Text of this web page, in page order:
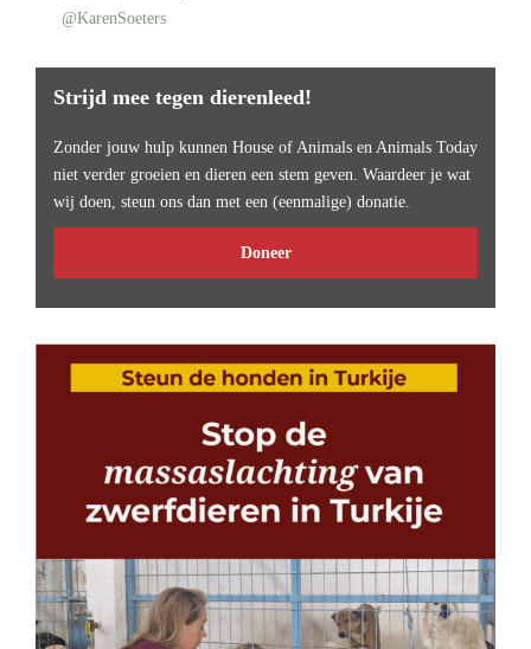
@KarenSoeters
Strijd mee tegen dierenleed!
Zonder jouw hulp kunnen House of Animals en Animals Today
niet verder groeien en dieren een stem geven. Waardeer je wat
wij doen, steun ons dan met een (eenmalige) donatie.
Doneer